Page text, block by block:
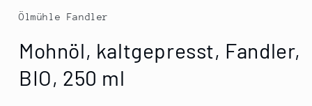
Modal
öffnen
Ölmühle Fandler
Mohnöl, kaltgepresst, Fandler,
BIO, 250 ml